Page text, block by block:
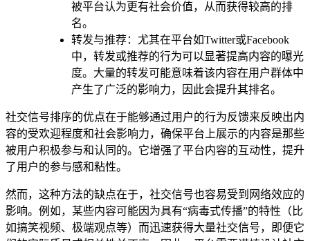
被平台认为更有社会价值，从而获得较高的排
名。
转发与推荐：尤其在平台如Twitter或Facebook
中，转发或推荐的行为可以显著提高内容的曝光
度。大量的转发可能意味着该内容在用户群体中
产生了广泛的影响力，因此会提升其排名。
社交信号排序的优点在于能够通过用户的行为反馈来反映出内
容的受欢迎程度和社会影响力，确保平台上展示的内容是那些
被用户积极参与和认同的。它增强了平台内容的互动性，提升
了用户的参与感和粘性。
然而，这种方法的缺点在于，社交信号也容易受到网络效应的
影响。例如，某些内容可能因为具有“病毒式传播”的特性（比
如搞笑视频、极端观点等）而迅速获得大量社交信号，即便它